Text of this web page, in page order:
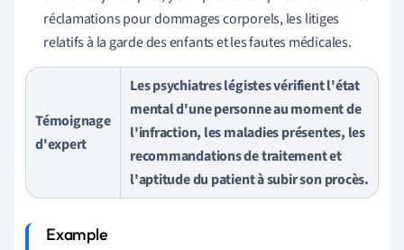
réclamations pour dommages corporels, les litiges
relatifs à la garde des enfants et les fautes médicales.
Témoignage
d'expert
Les psychiatres légistes vérifient l'état
mental d'une personne au moment de
l'infraction, les maladies présentes, les
recommandations de traitement et
l'aptitude du patient à subir son procès.